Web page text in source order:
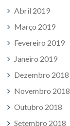
Abril 2019
Março 2019
Fevereiro 2019
Janeiro 2019
Dezembro 2018
Novembro 2018
Outubro 2018
Setembro 2018